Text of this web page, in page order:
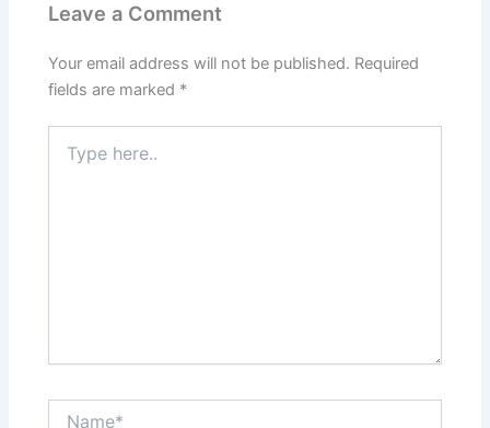
Leave a Comment
Your email address will not be published. Required
fields are marked *
here..